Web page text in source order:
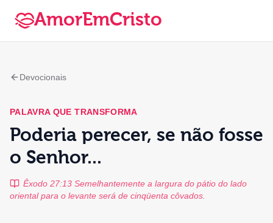
AmorEmCristo
Devocionais
PALAVRA QUE TRANSFORMA
Poderia perecer, se não fosse
o Senhor...
Êxodo 27:13 Semelhantemente a largura do pátio do lado
oriental para o levante será de cinqüenta côvados.